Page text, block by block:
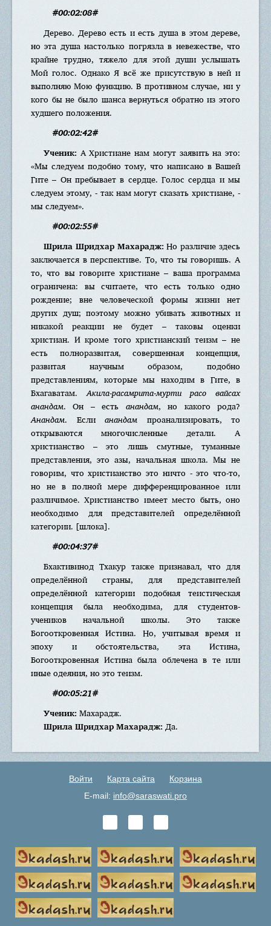
#00:02:08#
Дерево. Дерево есть и есть душа в этом дереве,
но эта душа настолько погрязла в невежестве, что
крайне трудно, тяжело для этой души услышать
Мой голос. Однако Я всё же присутствую в ней и
выполняю Мою функцию. В противном случае, ни у
кого бы не было шанса вернуться обратно из этого
худшего положения.
#00:02:42#
Ученик: А Христиане нам могут заявить на это:
«Мы следуем подобно тому, что написано в Вашей
Гите – Он пребывает в сердце. Голос сердца и мы
следуем этому, - так нам могут сказать христиане, -
мы следуем».
#00:02:55#
Шрила Шридхар Махарадж:Но различие здесь
заключается в перспективе. То, что ты говоришь. А
то, что вы говорите христиане – ваша программа
ограничена: вы считаете, что есть только одно
рождение; вне человеческой формы жизни нет
других душ; поэтому можно убивать животных и
никакой реакции не будет – таковы оценки
христиан. И кроме того христианский теизм – не
есть полноразвитая, совершенная концепция,
развитая научным образом, подобно
представлениям, которые мы находим в Гите, в
Бхагаватам.Акила-расамрита-мурти расо вайсах
анандам. Он – есть анандам, но какого рода?
Анандам. Если анандам проанализировать, то
открываются многочисленные детали. А
христианство – это лишь смутные, туманные
представления, это азы, начальная школа. Мы не
говорим, что христианство это ничто - это что-то,
но не в полной мере дифференцированное или
различимое. Христианство имеет место быть, оно
необходимо для представителей определённой
категории. [шлока].
#00:04:37#
Бхактивинод Тхакур также признавал, что для
определённой страны, для представителей
определённой категории подобная теистическая
концепция была необходима, для студентов-
учеников начальной школы. Это также
Богооткровенная Истина. Но, учитывая время и
эпоху и обстоятельства, эта Истина,
Богооткровенная Истина была облечена в те или
иные одеяния, но это теизм.
#00:05:21#
Ученик:Махарадж.
Шрила Шридхар Махарадж:Да.
Войти Карта сайта
Корзина
E-mail: info@saraswati.pro